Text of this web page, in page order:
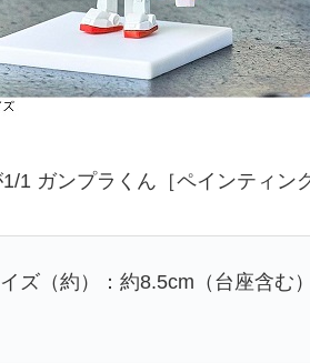
1 ガンプラくん［ペインティン
ズ（約）：約8.5cm（台座含む）